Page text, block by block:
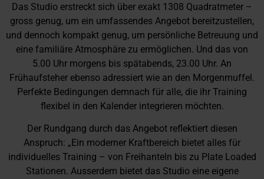
Das Studio erstreckt sich über exakt 1308 Quadratmeter –
gross genug, um ein umfassendes Angebot bereitzustellen,
und dennoch kompakt genug, um persönliche Betreuung und
eine familiäre Atmosphäre zu ermöglichen. Und das von
5.00 Uhr morgens bis spätabends, 23.00 Uhr. An
Frühaufsteher ebenso adressiert wie an den Morgenmuffel.
Perfekte Bedingungen demnach für alle, die ihr Training
flexibel in den Kalender integrieren möchten.
Der Rundgang durch das Angebot reflektiert diesen
Anspruch: „Ein moderner Kraftbereich bietet alles für
individuelles Training – von Freihanteln bis zu Plate Loaded
Stationen. Ausserdem bietet das Studio eine eigene